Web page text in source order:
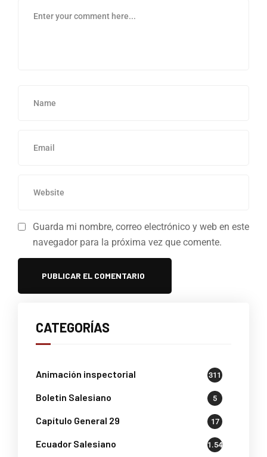
Guarda mi nombre, correo electrónico y web en este
navegador para la próxima vez que comente.
CATEGORÍAS
Animación inspectorial 311
Boletin Salesiano 5
Capítulo General 29 17
Ecuador Salesiano 1.541